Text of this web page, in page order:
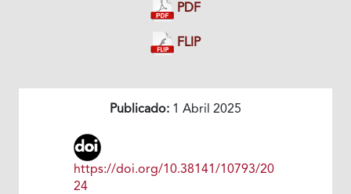
PDF
FLIP
Publicado: 1 Abril 2025
https://doi.org/10.38141/10793/20
24